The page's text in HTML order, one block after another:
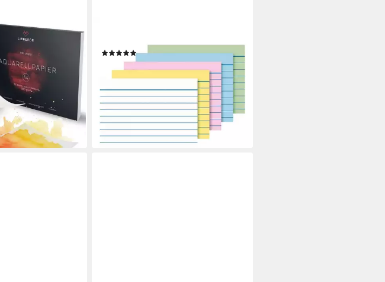
A4 300g –
– 30 Blatt verleimt,
verleimt,
bei dir
(2)
ab 2,49 €
lieferbar - in 2-3 Werktagen bei dir